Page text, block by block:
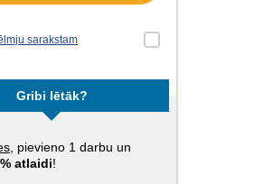
sarakstam
Gribi lētāk?
, pievieno 1 darbu un
atlaidi!